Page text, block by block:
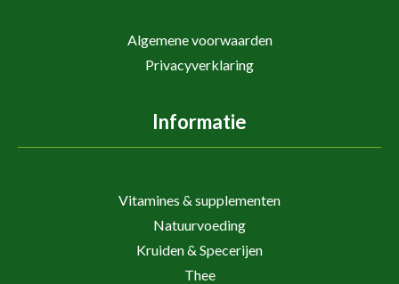
Algemene voorwaarden
Privacyverklaring
Informatie
Vitamines & supplementen
Natuurvoeding
Kruiden & Specerijen
Thee